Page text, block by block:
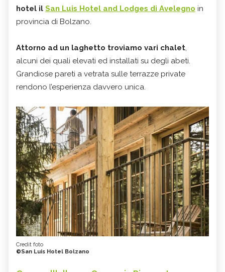
hotel il San Luis Hotel and Lodges di Avelegno in
provincia di Bolzano.
Attorno ad un laghetto troviamo vari chalet
alcuni dei quali elevati ed installati su degli abeti.
Grandiose pareti a vetrata sulle terrazze private
rendono l’esperienza davvero unica.
Credit foto
©San Luis Hotel Bolzano